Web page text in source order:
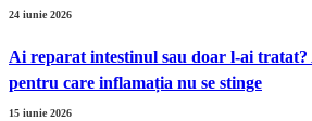
24 iunie 2026
Ai reparat intestinul sau doar l-ai
pentru care inflamația nu se stinge
15 iunie 2026